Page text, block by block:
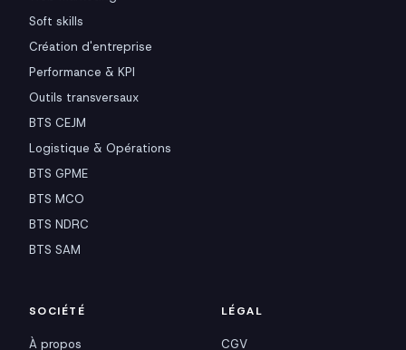
Soft skills
Création d'entreprise
Performance & KPI
Outils transversaux
BTS CEJM
Logistique & Opérations
BTS GPME
BTS MCO
BTS NDRC
BTS SAM
SOCIÉTÉ
À propos
LÉGAL
CGV